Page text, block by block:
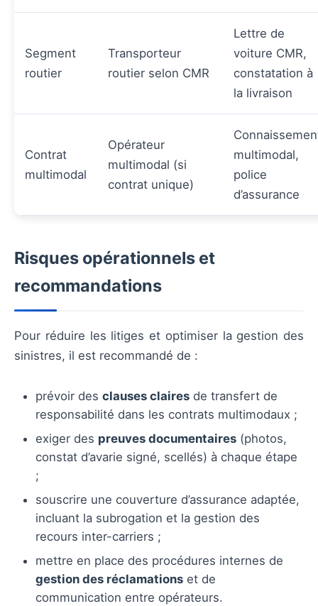
Segment
routier
Transporteur
routier selon CMR
Lettre de
voiture CMR,
constatation à
la livraison
Contrat
multimodal
Opérateur
multimodal (si
contrat unique)
multimodal,
police
d’assurance
Risques opérationnels et
recommandations
Pour réduire les litiges et optimiser la gestion des
sinistres, il est recommandé de :
prévoir des clauses claires de transfert de
responsabilité dans les contrats multimodaux ;
exiger des preuves documentaires (photos,
constat d’avarie signé, scellés) à chaque étape
;
souscrire une couverture d’assurance adaptée,
incluant la subrogation et la gestion des
recours inter-carriers ;
mettre en place des procédures internes de
gestion des réclamations et de
communication entre opérateurs.